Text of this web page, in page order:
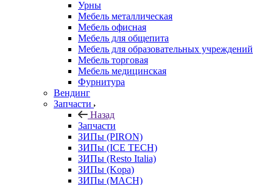
Урны
Мебель металлическая
Мебель офисная
Мебель для общепита
Мебель для образовательных учреждений
Мебель торговая
Мебель медицинская
Фурнитура
Вендинг
Запчасти
Назад
Запчасти
ЗИПы (PIRON)
ЗИПы (ICE TECH)
ЗИПы (Resto Italia)
ЗИПы (Kopa)
ЗИПы (MACH)